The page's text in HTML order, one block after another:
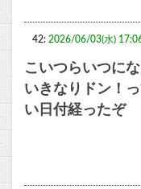
42: 2026/06/03(水)
こいつらいつに
いきなりドン！
い日付経ったぞ